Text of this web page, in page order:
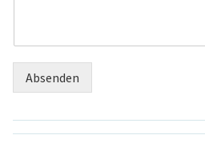
Absenden